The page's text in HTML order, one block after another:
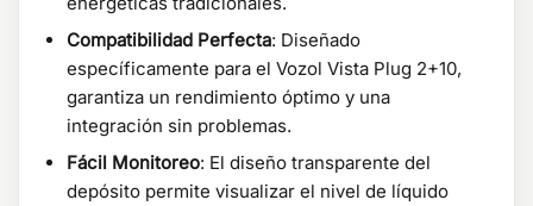
Compatibilidad Perfecta: Diseñado
específicamente para el Vozol Vista Plug 2+10,
garantiza un rendimiento óptimo y una
integración sin problemas.
Fácil Monitoreo: El diseño transparente del
depósito permite visualizar el nivel de líquido